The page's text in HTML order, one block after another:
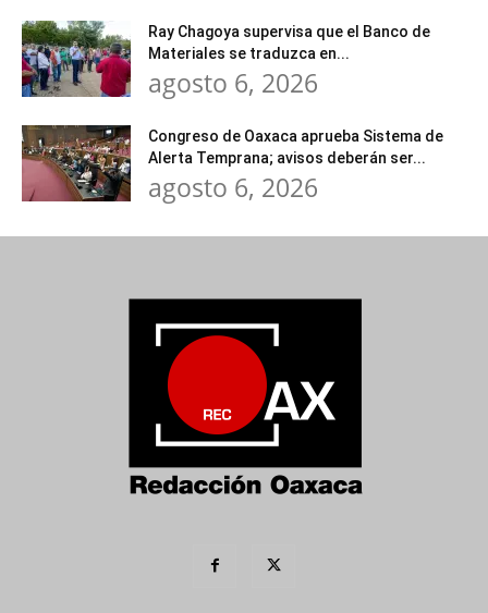
Ray Chagoya supervisa que el Banco de
Materiales se traduzca en...
agosto 6, 2026
Congreso de Oaxaca aprueba Sistema de
Alerta Temprana; avisos deberán ser...
agosto 6, 2026